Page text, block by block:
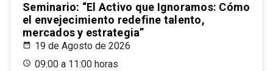
Seminario: “El Activo que Ignoramos: Cómo
el envejecimiento redefine talento,
mercados y estrategia”
19 de Agosto de 2026
09:00 a 11:00 horas